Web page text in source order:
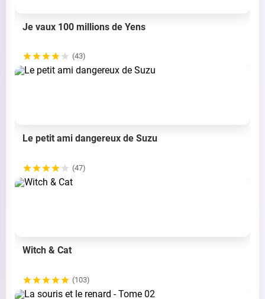
Je vaux 100 millions de Yens
(43)
Le petit ami dangereux de Suzu
(47)
Witch & Cat
(103)